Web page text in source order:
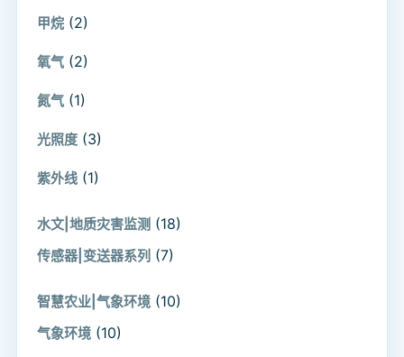
甲烷 (2)
氧气 (2)
氮气 (1)
光照度 (3)
紫外线 (1)
水文|地质灾害监测 (18)
传感器|变送器系列 (7)
智慧农业|气象环境 (10)
气象环境 (10)